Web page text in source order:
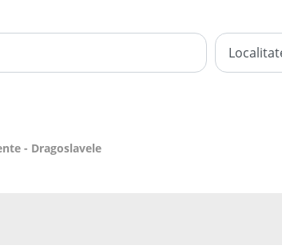
- Dragoslavele